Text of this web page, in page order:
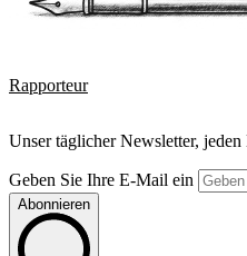
Rapporteur
Unser täglicher Newsletter,
Geben Sie Ihre E-Mail ein
Abonnieren